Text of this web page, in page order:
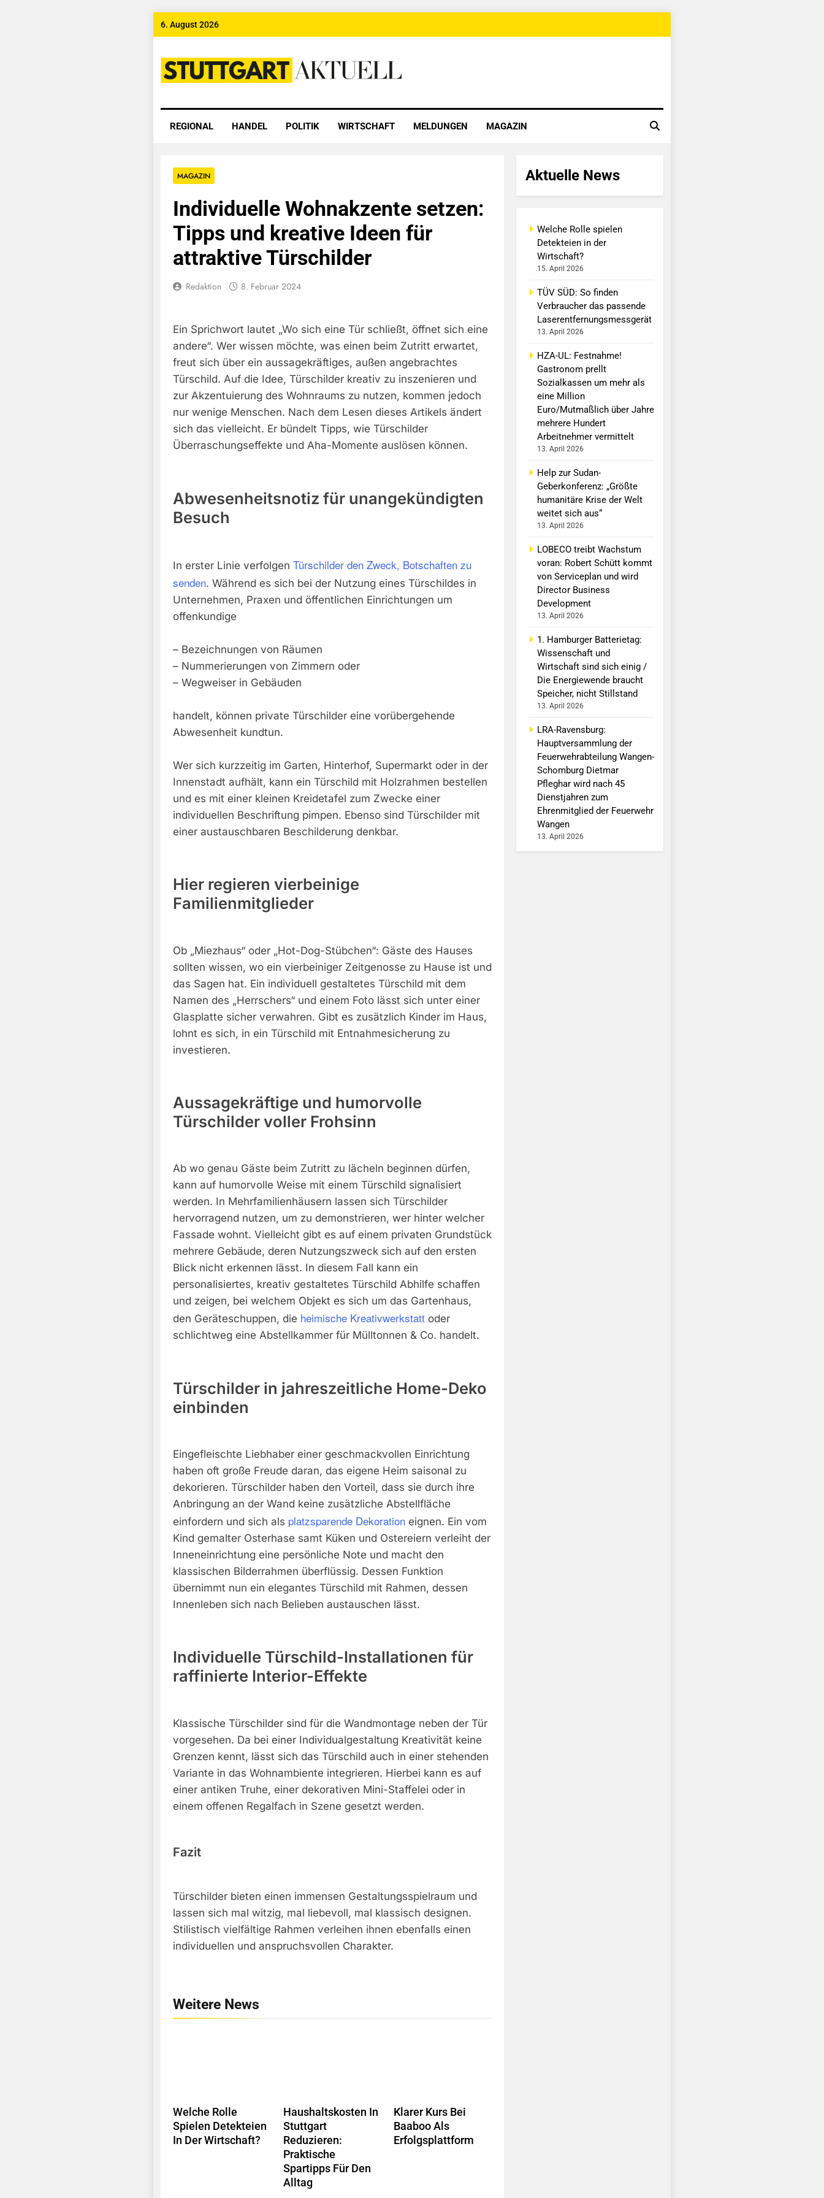
Skip
6. August 2026
Stuttgart Aktuell
REGIONAL HANDEL POLITIK WIRTSCHAFT MELDUNGEN MAGAZIN
MAGAZIN
Individuelle Wohnakzente setzen:
Tipps und kreative Ideen für
attraktive Türschilder
Redaktion 8. Februar 2024
Ein Sprichwort lautet „Wo sich eine Tür schließt, öffnet sich eine
andere“. Wer wissen möchte, was einen beim Zutritt erwartet,
freut sich über ein aussagekräftiges, außen angebrachtes
Türschild. Auf die Idee, Türschilder kreativ zu inszenieren und
zur Akzentuierung des Wohnraums zu nutzen, kommen jedoch
nur wenige Menschen. Nach dem Lesen dieses Artikels ändert
sich das vielleicht. Er bündelt Tipps, wie Türschilder
Überraschungseffekte und Aha-Momente auslösen können.
Abwesenheitsnotiz für unangekündigten
Besuch
In erster Linie verfolgen Türschilder den Zweck, Botschaften zu
senden. Während es sich bei der Nutzung eines Türschildes in
Unternehmen, Praxen und öffentlichen Einrichtungen um
offenkundige
– Bezeichnungen von Räumen
– Nummerierungen von Zimmern oder
– Wegweiser in Gebäuden
handelt, können private Türschilder eine vorübergehende
Abwesenheit kundtun.
Wer sich kurzzeitig im Garten, Hinterhof, Supermarkt oder in der
Innenstadt aufhält, kann ein Türschild mit Holzrahmen bestellen
und es mit einer kleinen Kreidetafel zum Zwecke einer
individuellen Beschriftung pimpen. Ebenso sind Türschilder mit
einer austauschbaren Beschilderung denkbar.
Hier regieren vierbeinige
Familienmitglieder
Ob „Miezhaus“ oder „Hot-Dog-Stübchen“: Gäste des Hauses
sollten wissen, wo ein vierbeiniger Zeitgenosse zu Hause ist und
das Sagen hat. Ein individuell gestaltetes Türschild mit dem
Namen des „Herrschers“ und einem Foto lässt sich unter einer
Glasplatte sicher verwahren. Gibt es zusätzlich Kinder im Haus,
lohnt es sich, in ein Türschild mit Entnahmesicherung zu
investieren.
Aussagekräftige und humorvolle
Türschilder voller Frohsinn
Ab wo genau Gäste beim Zutritt zu lächeln beginnen dürfen,
kann auf humorvolle Weise mit einem Türschild signalisiert
werden. In Mehrfamilienhäusern lassen sich Türschilder
hervorragend nutzen, um zu demonstrieren, wer hinter welcher
Fassade wohnt. Vielleicht gibt es auf einem privaten Grundstück
mehrere Gebäude, deren Nutzungszweck sich auf den ersten
Blick nicht erkennen lässt. In diesem Fall kann ein
personalisiertes, kreativ gestaltetes Türschild Abhilfe schaffen
und zeigen, bei welchem Objekt es sich um das Gartenhaus,
den Geräteschuppen, die heimische Kreativwerkstatt oder
schlichtweg eine Abstellkammer für Mülltonnen & Co. handelt.
Türschilder in jahreszeitliche Home-Deko
einbinden
Eingefleischte Liebhaber einer geschmackvollen Einrichtung
haben oft große Freude daran, das eigene Heim saisonal zu
dekorieren. Türschilder haben den Vorteil, dass sie durch ihre
Anbringung an der Wand keine zusätzliche Abstellfläche
einfordern und sich als platzsparende Dekoration eignen. Ein vom
Kind gemalter Osterhase samt Küken und Ostereiern verleiht der
Inneneinrichtung eine persönliche Note und macht den
klassischen Bilderrahmen überflüssig. Dessen Funktion
übernimmt nun ein elegantes Türschild mit Rahmen, dessen
Innenleben sich nach Belieben austauschen lässt.
Individuelle Türschild-Installationen für
raffinierte Interior-Effekte
Klassische Türschilder sind für die Wandmontage neben der Tür
vorgesehen. Da bei einer Individualgestaltung Kreativität keine
Grenzen kennt, lässt sich das Türschild auch in einer stehenden
Variante in das Wohnambiente integrieren. Hierbei kann es auf
einer antiken Truhe, einer dekorativen Mini-Staffelei oder in
einem offenen Regalfach in Szene gesetzt werden.
Fazit
Türschilder bieten einen immensen Gestaltungsspielraum und
lassen sich mal witzig, mal liebevoll, mal klassisch designen.
Stilistisch vielfältige Rahmen verleihen ihnen ebenfalls einen
individuellen und anspruchsvollen Charakter.
Weitere News
Welche Rolle
Spielen Detekteien
In Der Wirtschaft?
Haushaltskosten In
Stuttgart
Reduzieren:
Praktische
Spartipps Für Den
Alltag
Klarer Kurs Bei
Baaboo Als
Erfolgsplattform
Aktuelle News
Welche Rolle spielen
Detekteien in der
Wirtschaft?
15. April 2026
TÜV SÜD: So finden
Verbraucher das passende
Laserentfernungsmessgerät
13. April 2026
HZA-UL: Festnahme!
Gastronom prellt
Sozialkassen um mehr als
eine Million
Euro/Mutmaßlich über Jahre
mehrere Hundert
Arbeitnehmer vermittelt
13. April 2026
Help zur Sudan-
Geberkonferenz: „Größte
humanitäre Krise der Welt
weitet sich aus“
13. April 2026
LOBECO treibt Wachstum
voran: Robert Schütt kommt
von Serviceplan und wird
Director Business
Development
13. April 2026
1. Hamburger Batterietag:
Wissenschaft und
Wirtschaft sind sich einig /
Die Energiewende braucht
Speicher, nicht Stillstand
13. April 2026
LRA-Ravensburg:
Hauptversammlung der
Feuerwehrabteilung Wangen-
Schomburg Dietmar
Pfleghar wird nach 45
Dienstjahren zum
Ehrenmitglied der Feuerwehr
Wangen
13. April 2026